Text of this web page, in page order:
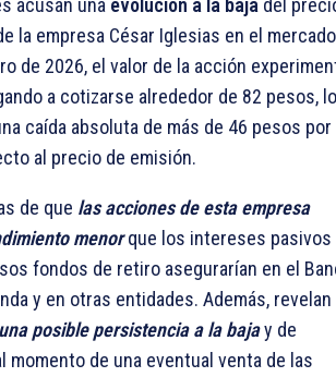
la empresa César Iglesias en el
de 2026, el valor de la acción
a cotizarse alrededor de 82 pesos, lo
caída absoluta de más de 46 pesos por
al precio de emisión.
de que las acciones de esta empresa
menorque los intereses pasivos
fondos de retiro asegurarían en el
y en otras entidades. Además, revelan
posible persistencia a la bajay de
momento de una eventual venta de las